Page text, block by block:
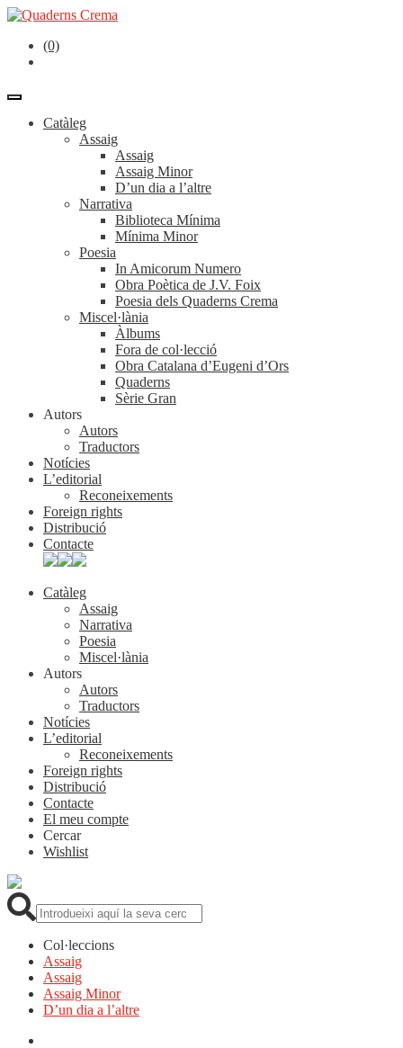
(0)
Catàleg
Assaig
Assaig
Assaig Minor
D’un dia a l’altre
Narrativa
Biblioteca Mínima
Mínima Minor
Poesia
In Amicorum Numero
Obra Poètica de J.V. Foix
Poesia dels Quaderns Crema
Miscel·lània
Àlbums
Fora de col·lecció
Obra Catalana d’Eugeni d’Ors
Quaderns
Sèrie Gran
Autors
Autors
Traductors
Notícies
L’editorial
Reconeixements
Foreign rights
Distribució
Contacte
Catàleg
Assaig
Narrativa
Poesia
Miscel·lània
Autors
Autors
Traductors
Notícies
L’editorial
Reconeixements
Foreign rights
Distribució
Contacte
El meu compte
Cercar
Wishlist
Col·leccions
Assaig
Assaig
Assaig Minor
D’un dia a l’altre